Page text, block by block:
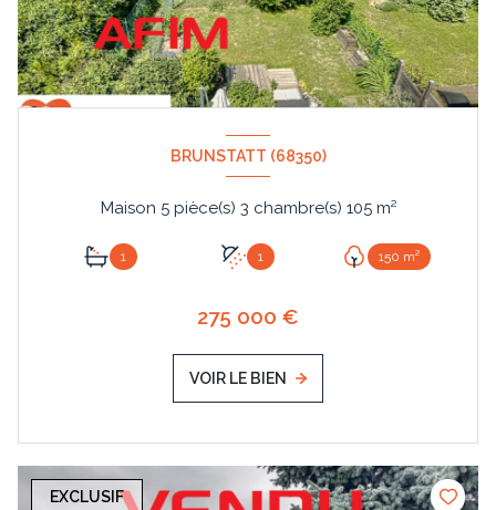
BRUNSTATT (68350)
Maison 5 pièce(s) 3 chambre(s) 105 m²
1 1 150 m²
275 000 €
VOIR LE BIEN
EXCLUSIF